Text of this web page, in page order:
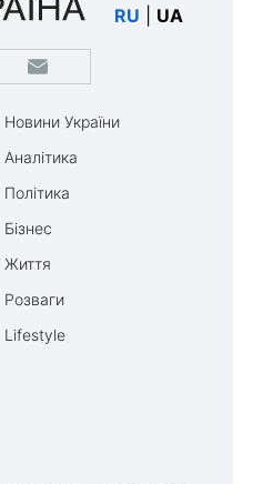
RU UA
Новини України
Аналітика
Політика
Бізнес
Життя
Розваги
Lifestyle